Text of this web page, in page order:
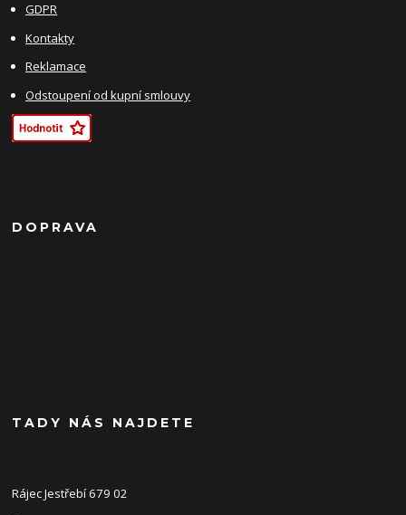
GDPR
Kontakty
Reklamace
Odstoupení od kupní smlouvy
DOPRAVA
TADY NÁS NAJDETE
Rájec Jestřebí 679 02